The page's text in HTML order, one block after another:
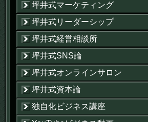
坪井式マーケティング
坪井式リーダーシップ
坪井式経営相談所
坪井式SNS論
坪井式オンラインサロン
坪井式資本論
独自化ビジネス講座